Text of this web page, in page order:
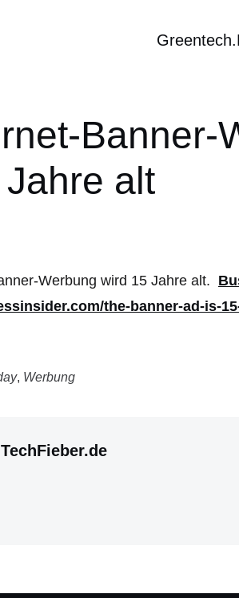
Banner-
Jahre alt
Werbung wird 15 Jahre alt.
the-banner-ad-is-
, Werbung
TechFieber.de